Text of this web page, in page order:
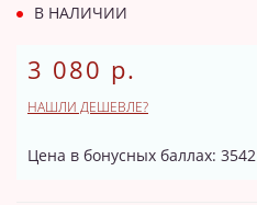
В НАЛИЧИИ
3 080 р.
НАШЛИ ДЕШЕВЛЕ?
Цена в бонусных баллах: 3542